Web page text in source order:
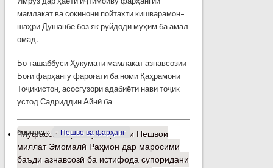
мамлакат ва сокинони пойтахти кишварамон–
шаҳри Душанбе боз як рӯйдоди муҳим ба амал
омад.
Бо ташаббуси Ҳукумати мамлакат азнавсозии
Боғи фарҳангу фароғати ба номи Қаҳрамони
Тоҷикистон, асосгузори адабиёти нави тоҷик
устод Садриддин Айнӣ ба
барчасп: Пешво ва фарҳанг
Муфассалтаро Суханронии Пешвои
миллат Эмомалӣ Раҳмон дар маросими
баъди азнавсозӣ ба истифода супоридани